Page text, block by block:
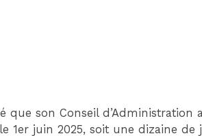
que son Conseil
1er juin 2025, soit une dizaine de